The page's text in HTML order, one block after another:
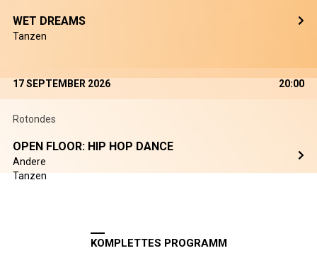
WET DREAMS
Tanzen
17 SEPTEMBER 2026 20:00
Rotondes
OPEN FLOOR: HIP HOP DANCE
Andere
Tanzen
KOMPLETTES PROGRAMM